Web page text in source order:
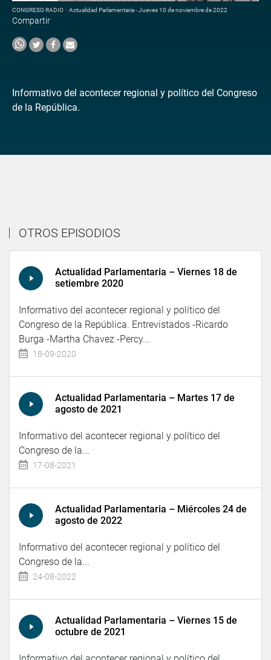
CONGRESO RADIO · Actualidad Parlamentaria - Jueves 10 de noviembre de 2022
Compartir
Informativo del acontecer regional y político del Congreso
de la República.
OTROS EPISODIOS
Actualidad Parlamentaria – Viernes 18 de
setiembre 2020
Informativo del acontecer regional y político del
Congreso de la República. Entrevistados -Ricardo
Burga -Martha Chavez -Percy...
18-09-2020
Actualidad Parlamentaria – Martes 17 de
agosto de 2021
Informativo del acontecer regional y político del
Congreso de la...
17-08-2021
Actualidad Parlamentaria – Miércoles 24 de
agosto de 2022
Informativo del acontecer regional y político del
Congreso de la...
24-08-2022
Actualidad Parlamentaria – Viernes 15 de
octubre de 2021